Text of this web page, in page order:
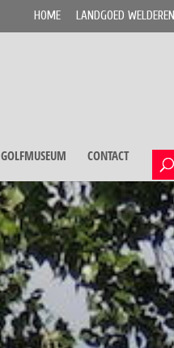
HOME LANDGOED WELDEREN
GOLFMUSEUM CONTACT